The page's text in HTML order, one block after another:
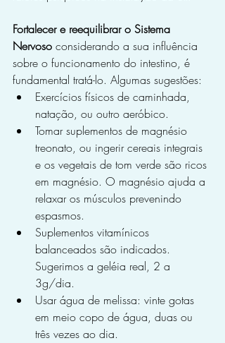
Fortalecer e reequilibrar o Sistema
Nervoso considerando a sua influência
sobre o funcionamento do intestino, é
fundamental tratá-lo. Algu­mas sugestões:
Exercícios físicos de caminhada,
natação, ou outro aeróbico.
Tomar suplementos de mag­nésio
treonato, ou ingerir cereais integrais
e os vegetais de tom verde são ricos
em magnésio. O magnésio ajuda a
relaxar os músculos prevenindo
espasmos.
Suplementos vitamínicos
balanceados são indicados.
Sugerimos a ge­léia real, 2 a
3g/dia.
Usar água de melissa: vinte gotas
em meio copo de água, duas ou
três vezes ao dia.